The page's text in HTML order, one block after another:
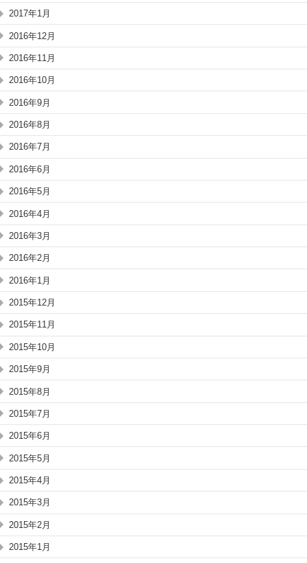
2017年1月
2016年12月
2016年11月
2016年10月
2016年9月
2016年8月
2016年7月
2016年6月
2016年5月
2016年4月
2016年3月
2016年2月
2016年1月
2015年12月
2015年11月
2015年10月
2015年9月
2015年8月
2015年7月
2015年6月
2015年5月
2015年4月
2015年3月
2015年2月
2015年1月